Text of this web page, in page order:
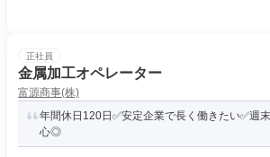
正社員
金属加工オペレーター
富源商事(株)
年間休日120日✅安定企業で長く働きたい✅週
心◎